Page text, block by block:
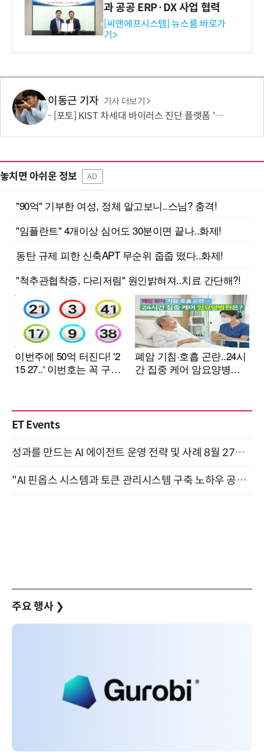
과 공공 ERP·DX 사업 협력
[씨앤에프시스템] 뉴스룸 바로가
기>
이동근 기자 기사 더보기
[포토] KIST 차세대 바이러스 진단 플랫폼 '퓨전 어세이' 개발
놓치면 아쉬운 정보 AD
ET Events
성과를 만드는 AI 에이전트 운영 전략 및 사례 8월 27일 개최
"AI 핀옵스 시스템과 토큰 관리시스템 구축 노하우 공개" 잠실 한국광고문화회관 2층 대회의실 (8/21)
주요 행사 ❯